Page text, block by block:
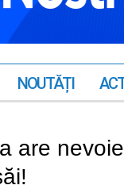
NOUTĂȚI
are